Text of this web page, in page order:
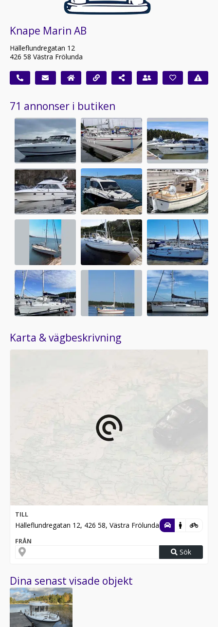
Knape Marin AB
Hälleflundregatan 12
426 58 Västra Frölunda
71 annonser i butiken
Karta & vägbeskrivning
TILL
Hälleflundregatan 12, 426 58, Västra Frölunda
FRÅN
Sök
Dina senast visade objekt